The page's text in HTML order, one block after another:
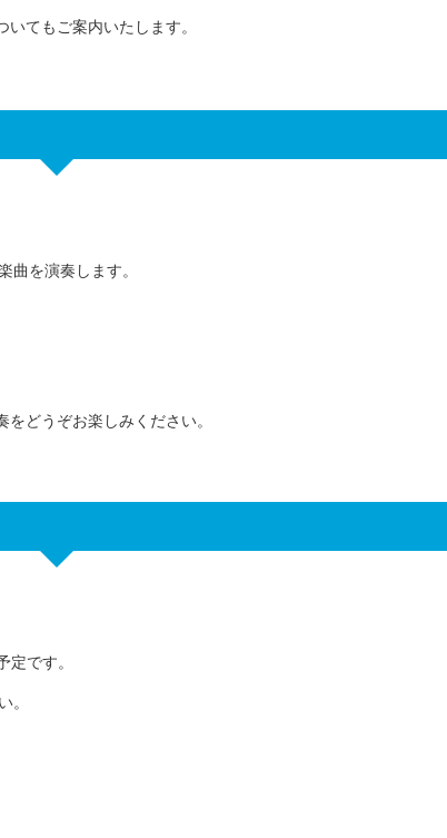
てもご案内いたします。
曲を演奏します。
どうぞお楽しみください。
です。
。